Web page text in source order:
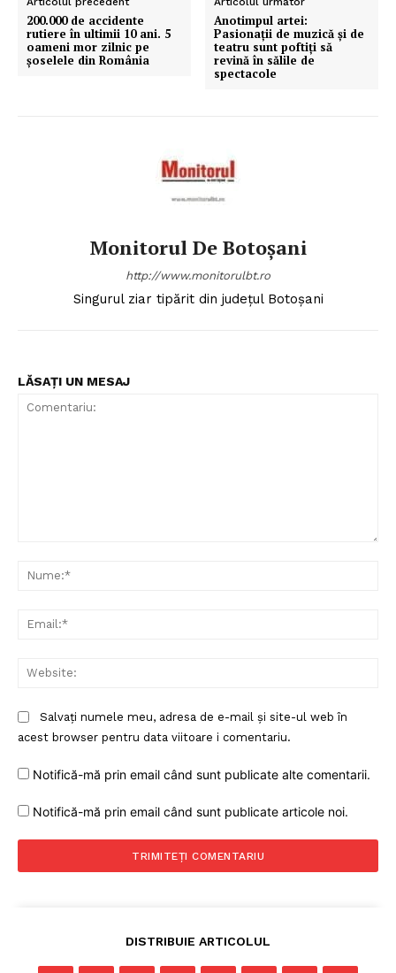
200.000 de accidente
rutiere în ultimii 10 ani. 5
oameni mor zilnic pe
șoselele din România
Anotimpul artei:
Pasionații de muzică și de
teatru sunt poftiți să
revină în sălile de
spectacole
Monitorul De Botoșani
http://www.monitorulbt.ro
Singurul ziar tipărit din județul Botoșani
LĂSAȚI UN MESAJ
Salvați numele meu, adresa de e-mail și site-ul web în
acest browser pentru data viitoare i comentariu.
Notifică-mă prin email când sunt publicate alte comentarii.
Notifică-mă prin email când sunt publicate articole noi.
DISTRIBUIE ARTICOLUL